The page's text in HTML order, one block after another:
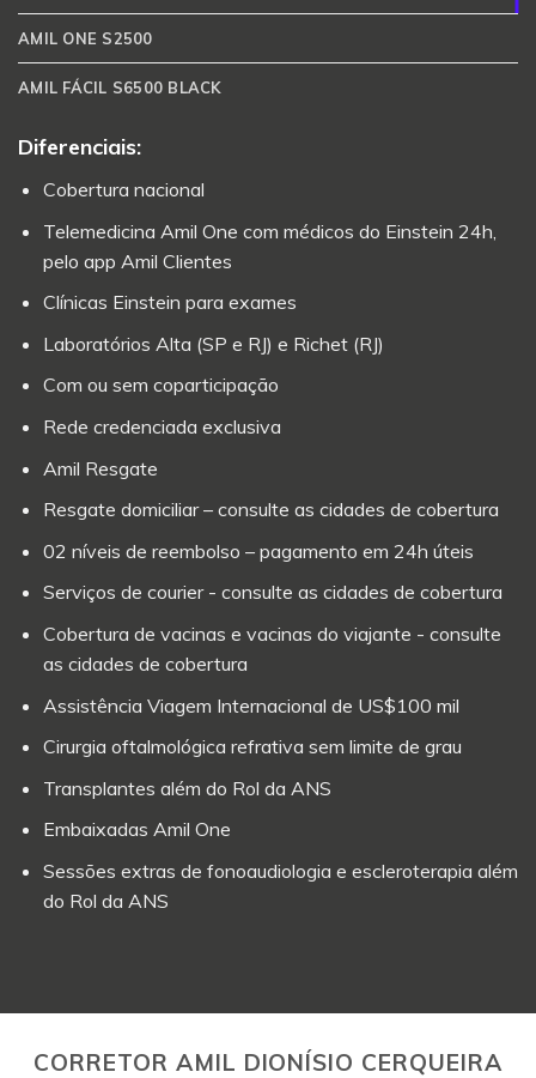
AMIL ONE S2500
AMIL FÁCIL S6500 BLACK
Diferenciais:
Cobertura nacional
Telemedicina Amil One com médicos do Einstein 24h,
pelo app Amil Clientes
Clínicas Einstein para exames
Laboratórios Alta (SP e RJ) e Richet (RJ)
Com ou sem coparticipação
Rede credenciada exclusiva
Amil Resgate
Resgate domiciliar – consulte as cidades de cobertura
02 níveis de reembolso – pagamento em 24h úteis
Serviços de courier - consulte as cidades de cobertura
Cobertura de vacinas e vacinas do viajante - consulte
as cidades de cobertura
Assistência Viagem Internacional de US$100 mil
Cirurgia oftalmológica refrativa sem limite de grau
Transplantes além do Rol da ANS
Embaixadas Amil One
Sessões extras de fonoaudiologia e escleroterapia além
do Rol da ANS
CORRETOR AMIL DIONÍSIO CERQUEIRA